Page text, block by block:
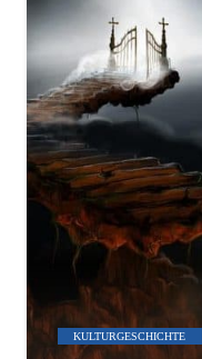
KULTURGESCHICHTE